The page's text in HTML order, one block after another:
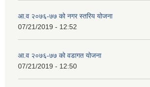
आ.व २०७६-७७ को नगर स्तरिय योजना
07/21/2019 - 12:52
आ.व २०७६-७७ को वडागत योजना
07/21/2019 - 12:50